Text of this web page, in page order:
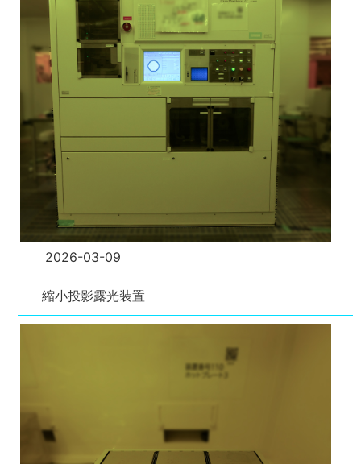
2026-03-09
縮小投影露光装置